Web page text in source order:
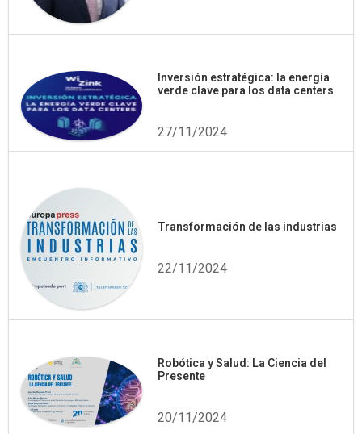
Inversión estratégica: la energía
verde clave para los data centers
27/11/2024
Transformación de las industrias
22/11/2024
Robótica y Salud: La Ciencia del
Presente
20/11/2024